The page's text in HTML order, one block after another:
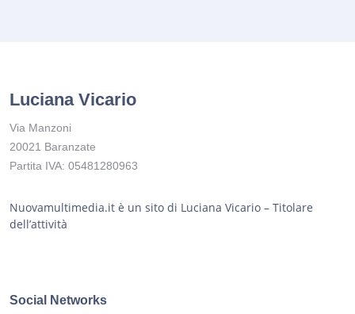
Luciana Vicario
Via Manzoni
20021 Baranzate
Partita IVA: 05481280963
Nuovamultimedia.it è un sito di Luciana Vicario – Titolare
dell’attività
Social Networks